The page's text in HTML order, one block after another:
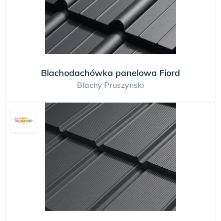
panelu, jak dach&oacute;wkę. W
praktyce widać to na budowie: przy
skomplikowanej bryle zostaje mniej
odpadu niż przy docinaniu długich
arkuszy uszkodzony element
wymienia się pojedynczo, bez
ruszania całej połaci materiał
wnosi się na dach ręcznie, bez
podstawiania sprzętu jedna paleta
zamiast transportu
ponadgabarytowego Kiedy wybrać
blachodach&oacute;wkę modułową
Przy remoncie. Stary materiał
schodzi partiami, nowy wchodzi od
razu za nim. Nie musisz odkrywać
całej połaci naraz i modlić się o
pogodę. Gdy dojazd jest ciasny.
Wąska droga, brama, zabudowa
Blachodachówka panelowa Fiord
Blachy Pruszynski